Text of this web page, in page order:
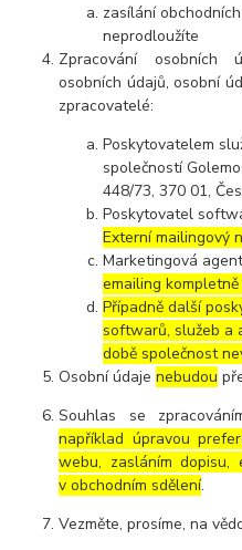
zasílání
neprodloužíte
Zpracování osobních
osobních údajů, osobní
zpracovatelé:
Poskytovatelem
společností
448/73, 370 01,
Poskytovatel
Externí mailingový
Marketingová
emailing
Případně další
softwarů, služeb a
době společnost
Osobní údajenebudou
Souhlas se
například úpravou
webu, zasláním dopisu,
v obchodním sdělení.
Vezměte, prosíme, na